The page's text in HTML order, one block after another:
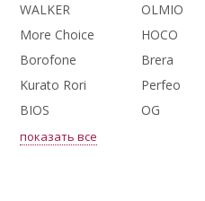
WALKER
OLMIO
More Choice
HOCO
Borofone
Brera
Kurato Rori
Perfeo
BIOS
OG
показать все